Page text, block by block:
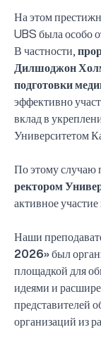
На этом
UBS была особо
В частности,
Дилшоджон
подготовки
эффективно
вклад в
Университетом
По этому случаю
ректором
активное
Наши
2026» был
площадкой для
идеями и
представителей
организаций из
UBS professori
qatoridan joy
Вышел новый
Xabarnomasi»!
Анализ
Кыргызстане
Вперёд к
НАЗНАЧЕНИЕ
UBS в
UBS и
хокимията
Хотите вывести
Inson kapitaliga
O‘zbekiston